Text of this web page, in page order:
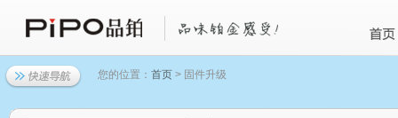
您的位置： 首页 > 固件升级